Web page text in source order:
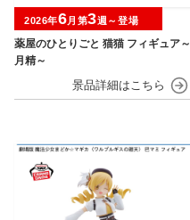
薬屋のひとりごと 猫猫 フィギュア～
月精～
2026年6月第3週～登場